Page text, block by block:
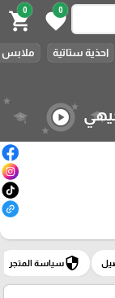
0
favorite
0
shopping_cart
احذية ستاتية ملابس
play_circle
securityسياسة المتجر